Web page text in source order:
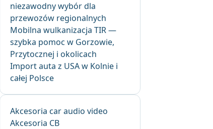
niezawodny wybór dla
przewozów regionalnych
Mobilna wulkanizacja TIR —
szybka pomoc w Gorzowie,
Przytocznej i okolicach
Import auta z USA w Kolnie i
całej Polsce
Akcesoria car audio video
Akcesoria CB